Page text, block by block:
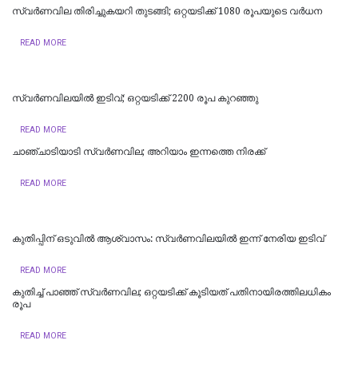
സ്വര്‍ണവില തിരിച്ചുകയറി തുടങ്ങി; ഒറ്റയടിക്ക് 1080 രൂപയുടെ വര്‍ധന
READ MORE
സ്വര്‍ണവിലയില്‍ ഇടിവ്; ഒറ്റയടിക്ക് 2200 രൂപ കുറഞ്ഞു
READ MORE
ചാഞ്ചാടിയാടി സ്വർണവില; അറിയാം ഇന്നത്തെ നിരക്ക്
READ MORE
കുതിപ്പിന് ഒടുവില്‍ ആശ്വാസം: സ്വർണവിലയില്‍ ഇന്ന് നേരിയ ഇടിവ്
READ MORE
കുതിച്ച് പാഞ്ഞ് സ്വര്‍ണവില; ഒറ്റയടിക്ക് കൂടിയത് പതിനായിരത്തിലധികം
രൂപ
READ MORE